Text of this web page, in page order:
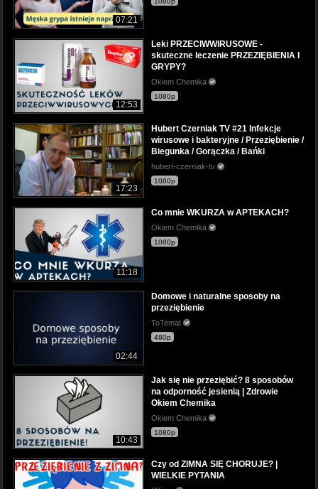
07:21
12:53
Leki PRZECIWWIRUSOWE -
skuteczne leczenie PRZEZIĘBIENIA I
GRYPY?
Okiem Chemika
1080p
17:23
Hubert Czerniak TV #21 Infekcje
wirusowe i bakteryjne / Przeziębienie /
Biegunka / Gorączka / Bańki
hubert-czerniak-tv
1080p
11:18
Co mnie WKURZA w APTEKACH?
Okiem Chemika
1080p
02:44
Domowe i naturalne sposoby na
przeziębienie
ToTemat
480p
10:43
Jak się nie przeziębić? 8 sposobów
na odporność jesienią | Zdrowie
Okiem Chemika
Okiem Chemika
1080p
Czy od ZIMNA SIĘ CHORUJE? |
WIELKIE PYTANIA